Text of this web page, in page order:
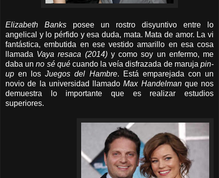
Elizabeth Banks posee un rostro disyuntivo entre lo
angelical y lo pérfido y esa duda, mata. Mata de amor. La vi
fantástica, embutida en ese vestido amarillo en esa cosa
llamada Vaya resaca (2014)y como soy un enfermo, me
daba unno sé quécuando la veía disfrazada de marujapin-
up en losJuegos del Hambre. Está emparejada con un
novio de la universidad llamadoMax Handelmanque nos
demuestra lo importante que es realizar estudios
superiores.